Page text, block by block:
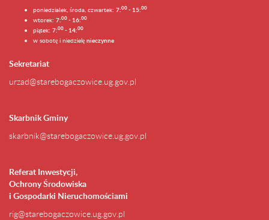
poniedziałek, środa, czwartek: 7:00 - 15:00
wtorek: 7:00 - 16:00
piątek: 7:00 - 14:00
w sobotę i niedzielę nieczynne
Sekretariat
urzad@starebogaczowice.ug.gov.pl
Skarbnik Gminy
skarbnik@starebogaczowice.ug.gov.pl
Referat Inwestycji,
Ochrony Środowiska
i Gospodarki Nieruchomościami
rig@starebogaczowice.ug.gov.pl